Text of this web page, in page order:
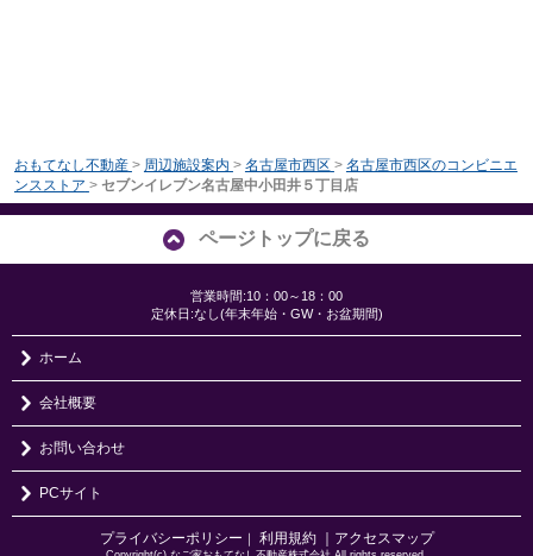
おもてなし不動産 > 周辺施設案内 > 名古屋市西区 > 名古屋市西区のコンビニエ
ンスストア > セブンイレブン名古屋中小田井５丁目店
ページトップに戻る
営業時間:10：00～18：00
定休日:なし(年末年始・GW・お盆期間)
ホーム
会社概要
お問い合わせ
PCサイト
プライバシーポリシー ｜ 利用規約 ｜アクセスマップ